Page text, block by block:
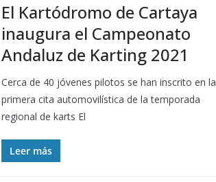
El Kartódromo de Cartaya
inaugura el Campeonato
Andaluz de Karting 2021
Cerca de 40 jóvenes pilotos se han inscrito en la
primera cita automovilística de la temporada
regional de karts El
Leer más